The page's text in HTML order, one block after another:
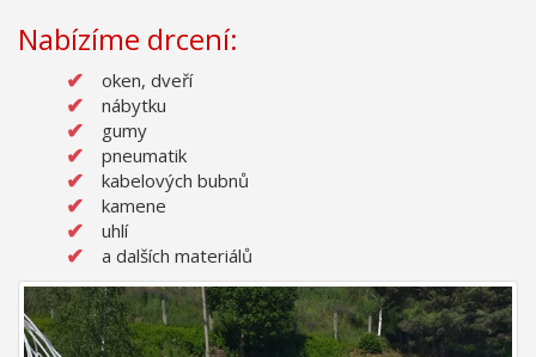
Nabízíme drcení:
oken, dveří
nábytku
gumy
pneumatik
kabelových bubnů
kamene
uhlí
a dalších materiálů